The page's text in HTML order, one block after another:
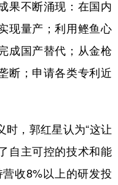
不断涌现：在国内
现量产；利用鲣鱼心
成国产替代；从金枪
断；申请各类专利近
，郭红星认为“这让
自主可控的技术和能
收8%以上的研发投